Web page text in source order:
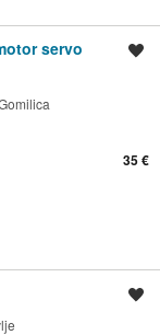
servo
35 €